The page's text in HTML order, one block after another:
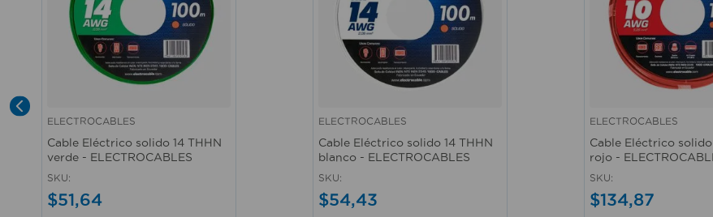
Vista rápida
ELECTROCABLES
Cable Eléctrico solido 14 THHN
verde - ELECTROCABLES
SKU:
$51,64
Vista rápida
ELECTROCABLES
Cable Eléctrico solido 14 THHN
blanco - ELECTROCABLES
SKU:
$54,43
Vista rápida
ELECTROCABLES
Cable Eléctrico solido
rojo -
SKU:
$134,87